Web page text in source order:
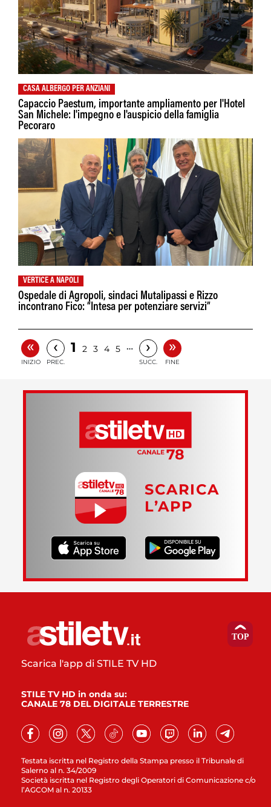
CASA ALBERGO PER ANZIANI
Capaccio Paestum, importante ampliamento per l'Hotel
San Michele: l'impegno e l'auspicio della famiglia
Pecoraro
VERTICE A NAPOLI
Ospedale di Agropoli, sindaci Mutalipassi e Rizzo
incontrano Fico: “Intesa per potenziare servizi”
«
INIZIO
‹
PREC.
1 2 3 4 5 … ›
SUCC.
»
FINE
SCARICA
L’APP
Testata iscritta nel Registro della Stampa presso il Tribunale di
Salerno al n. 34/2009
Società iscritta nel Registro degli Operatori di Comunicazione c/o
l’AGCOM al n. 20133
Scarica l'app di STILE TV HD
STILE TV HD in onda su:
CANALE 78 DEL DIGITALE TERRESTRE